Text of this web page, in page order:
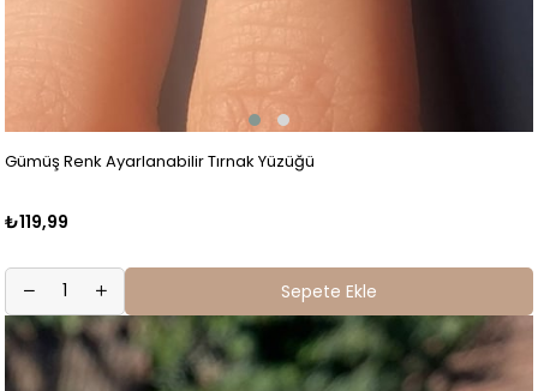
Gümüş Renk Ayarlanabilir Tırnak Yüzüğü
₺119,99
Sepete Ekle